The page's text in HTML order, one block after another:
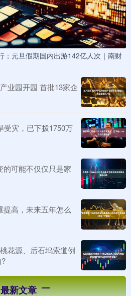
；元旦假期国内出游142亿人次｜南财
业园开园 首批13家企
受灾，已下拨1750万
的可能不仅仅只是家
高，未来五年怎么
花源、后石坞索道例
最新文章